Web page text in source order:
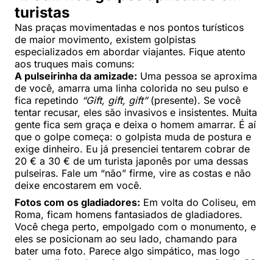
turistas
Nas praças movimentadas e nos pontos turísticos
de maior movimento, existem golpistas
especializados em abordar viajantes. Fique atento
aos truques mais comuns:
A pulseirinha da amizade: Uma pessoa se aproxima
de você, amarra uma linha colorida no seu pulso e
fica repetindo “Gift, gift, gift”(presente). Se você
tentar recusar, eles são invasivos e insistentes. Muita
gente fica sem graça e deixa o homem amarrar. É aí
que o golpe começa: o golpista muda de postura e
exige dinheiro. Eu já presenciei tentarem cobrar de
20 € a 30 € de um turista japonês por uma dessas
pulseiras. Fale um “não” firme, vire as costas e não
deixe encostarem em você.
Fotos com os gladiadores: Em volta do Coliseu, em
Roma, ficam homens fantasiados de gladiadores.
Você chega perto, empolgado com o monumento, e
eles se posicionam ao seu lado, chamando para
bater uma foto. Parece algo simpático, mas logo